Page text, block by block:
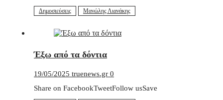
Δημοσιεύσεις Μανώλης Λιανάκης
Έξω από τα δόντια
19/05/2025 truenews.gr 0
Share on FacebookTweetFollow usSave